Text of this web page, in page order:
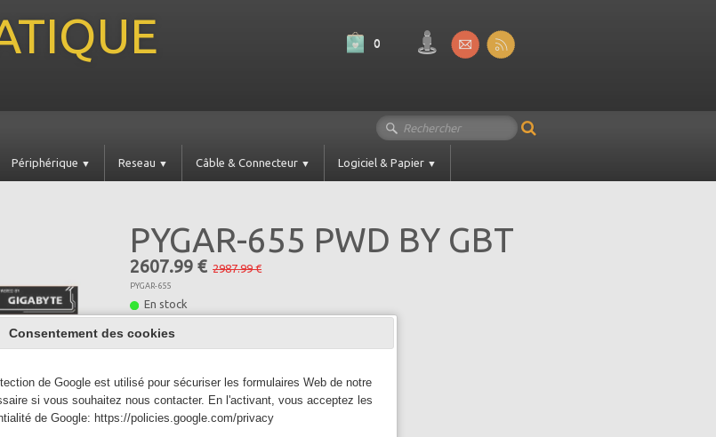
0
Périphérique ▼ Reseau ▼ Câble & Connecteur ▼ Logiciel & Papier ▼
PYGAR-655 PWD BY GBT
2607.99 € 2987.99 €
PYGAR-655
En stock
Garantie
Couleur
Consentement des cookies
de Google est utilisé pour sécuriser les formulaires Web de notre
si vous souhaitez nous contacter. En l'activant, vous acceptez les
de Google: https://policies.google.com/privacy